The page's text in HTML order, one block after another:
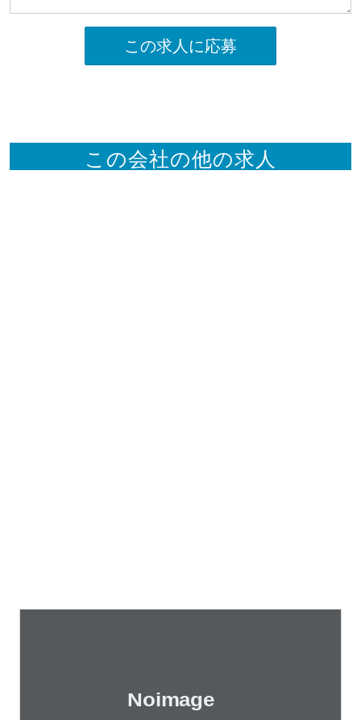
この求人に応募
この会社の他の求人